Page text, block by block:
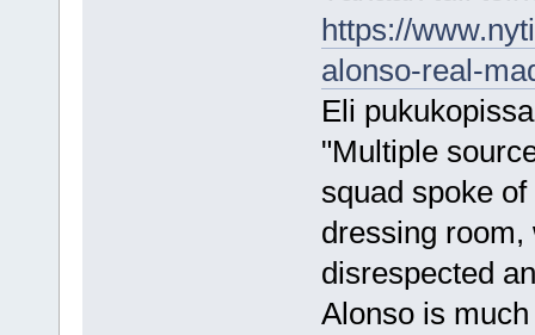
https://
alonso-real-
Eli
"Multiple
squad spoke
dressing
disrespected
Alonso is